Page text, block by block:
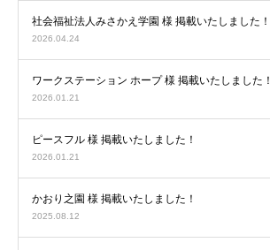
社会福祉法人みさかえ学園 様 掲載いたしました！
2026.04.24
ワークステーション ホープ 様 掲載いたしました！
2026.01.21
ピースフル 様 掲載いたしました！
2026.01.21
かおり之園 様 掲載いたしました！
2025.08.12